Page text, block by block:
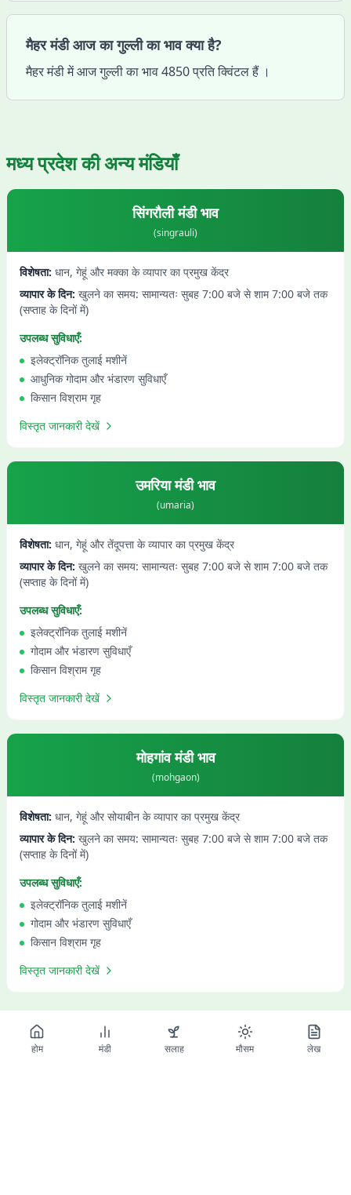
मैहर मंडी आज का गुल्ली का भाव क्या है?
मैहर मंडी में आज गुल्ली का भाव 4850 प्रति क्विंटल हैं ।
मध्य प्रदेशकी अन्य मंडियाँ
सिंगरौलीमंडी भाव
(singrauli)
विशेषता: धान, गेहूं और मक्का के व्यापार का प्रमुख केंद्र
व्यापार के दिन: खुलने का समय: सामान्यतः सुबह 7:00 बजे से शाम 7:00 बजे तक
(सप्ताह के दिनों में)
उपलब्ध सुविधाएँ:
इलेक्ट्रॉनिक तुलाई मशीनें
आधुनिक गोदाम और भंडारण सुविधाएँ
किसान विश्राम गृह
विस्तृत जानकारी देखें
उमरियामंडी भाव
(umaria)
विशेषता: धान, गेहूं और तेंदूपत्ता के व्यापार का प्रमुख केंद्र
व्यापार के दिन: खुलने का समय: सामान्यतः सुबह 7:00 बजे से शाम 7:00 बजे तक
(सप्ताह के दिनों में)
उपलब्ध सुविधाएँ:
इलेक्ट्रॉनिक तुलाई मशीनें
गोदाम और भंडारण सुविधाएँ
किसान विश्राम गृह
विस्तृत जानकारी देखें
मोहगांवमंडी भाव
(mohgaon)
विशेषता: धान, गेहूं और सोयाबीन के व्यापार का प्रमुख केंद्र
व्यापार के दिन: खुलने का समय: सामान्यतः सुबह 7:00 बजे से शाम 7:00 बजे तक
(सप्ताह के दिनों में)
उपलब्ध सुविधाएँ:
इलेक्ट्रॉनिक तुलाई मशीनें
गोदाम और भंडारण सुविधाएँ
किसान विश्राम गृह
विस्तृत जानकारी देखें
होम मंडी सलाह मौसम लेख